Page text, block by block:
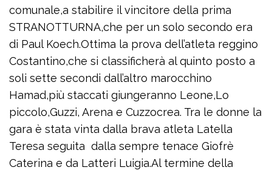
comunale,a stabilire il vincitore della prima
STRANOTTURNA,che per un solo secondo era
di Paul Koech.Ottima la prova dell’atleta reggino
Costantino,che si classificherà al quinto posto a
soli sette secondi dall’altro marocchino
Hamad,più staccati giungeranno Leone,Lo
piccolo,Guzzi, Arena e Cuzzocrea. Tra le donne la
gara è stata vinta dalla brava atleta Latella
Teresa seguita dalla sempre tenace Giofrè
Caterina e da Latteri Luigia.Al termine della